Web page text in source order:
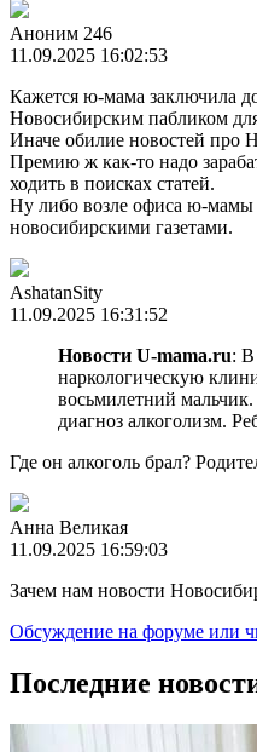
Аноним 246
11.09.2025 16:02:53
Кажется ю-мама заключила
Новосибирским пабликом
Иначе обилие новостей про
Премию ж как-то надо
ходить в поисках статей.
Ну либо возле офиса ю-мамы
новосибирскими газетами.
AshatanSity
11.09.2025 16:31:52
Новости U-mama.ru: В
наркологическую
восьмилетний
диагноз алкоголизм.
Где он алкоголь брал?
Анна Великая
11.09.2025 16:59:03
Зачем нам новости
Обсуждение на форуме или
Последние